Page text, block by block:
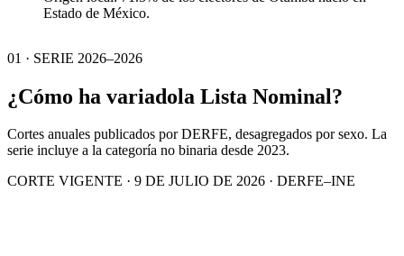
Estado de México.
01 · SERIE 2026–2026
¿Cómo ha variadola Lista Nominal?
Cortes anuales publicados por DERFE, desagregados por sexo. La
serie incluye a la categoría no binaria desde 2023.
CORTE VIGENTE · 9 DE JULIO DE 2026 · DERFE–INE